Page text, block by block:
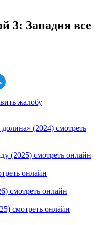
3: Западня все
жалобу